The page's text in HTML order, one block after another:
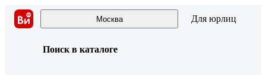
Москва Для юрлиц
Поиск в каталоге